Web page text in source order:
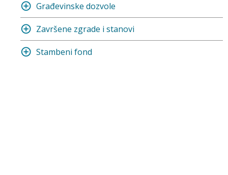
Građevinske dozvole
Završene zgrade i stanovi
Stambeni fond